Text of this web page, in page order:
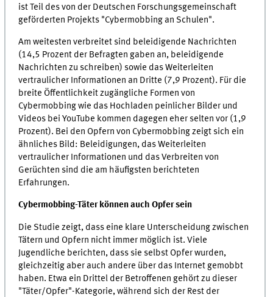
ist Teil des von der Deutschen Forschungsgemeinschaft
geförderten Projekts "Cybermobbing an Schulen".
Am weitesten verbreitet sind beleidigende Nachrichten
(14,5 Prozent der Befragten gaben an, beleidigende
Nachrichten zu schreiben) sowie das Weiterleiten
vertraulicher Informationen an Dritte (7,9 Prozent). Für die
breite Öffentlichkeit zugängliche Formen von
Cybermobbing wie das Hochladen peinlicher Bilder und
Videos bei YouTube kommen dagegen eher selten vor (1,9
Prozent). Bei den Opfern von Cybermobbing zeigt sich ein
ähnliches Bild: Beleidigungen, das Weiterleiten
vertraulicher Informationen und das Verbreiten von
Gerüchten sind die am häufigsten berichteten
Erfahrungen.
Cybermobbing-Täter können auch Opfer sein
Die Studie zeigt, dass eine klare Unterscheidung zwischen
Tätern und Opfern nicht immer möglich ist. Viele
Jugendliche berichten, dass sie selbst Opfer wurden,
gleichzeitig aber auch andere über das Internet gemobbt
haben. Etwa ein Drittel der Betroffenen gehört zu dieser
"Täter/Opfer"-Kategorie, während sich der Rest der